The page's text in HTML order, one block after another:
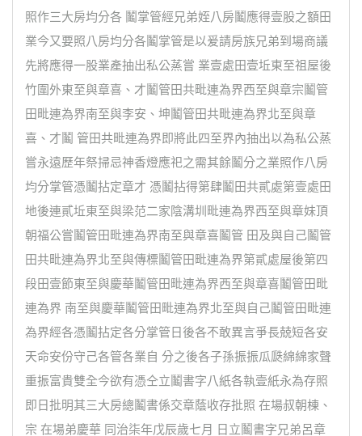
照作三大房均分各 鬮掌管經兄弟姪八房鬮應得壹股之額田
業今又要照八房均分各鬮掌管是以爰請房族兄弟到場商議
先將應得一股業產抽出私公蒸嘗 業壹處田壹坵東至祖屋後
竹圍外東至與章喜、才鬮管田共毗連為界西至與章宗鬮管
田毗連為界南至與李安、坤鬮管田共毗連為界北至與章
喜、才鬮 管田共毗連為界即將此四至界內抽出以為私公蒸
嘗永遠歷年祭掃忌神香燈應祀之需其餘鬮分之業照作八房
均分掌管憑鬮拈定章才 憑鬮拈得第肆鬮田共貳處第壹處田
地後連貳坵東至與梁范二家陰溝圳毗連為界西至與章妹頂
朝福公嘗鬮管田毗連為界南至與章喜鬮管 田及與自己鬮管
田共毗連為界北至與傳標鬮管田毗連為界第貳處屋後第四
段田壹節東至與慶華鬮管田毗連為界西至與章喜鬮管田毗
連為界 南至與慶華鬮管田毗連為界北至與自己鬮管田毗連
為界經各憑鬮拈定各分掌管日後各不敢異言爭長兢短各安
天命安份守己各管各業自 分之後各子孫振振瓜瓞綿綿家聲
重振富貴雙全今欲有憑仝立鬮書字八紙各執壹紙永為存照
即日批明其三大房總鬮書係交章蔭收存批照 在場叔朝棟、
宗 在場弟慶華 同治柒年戊辰歲七月 日立鬮書字兄弟呂章